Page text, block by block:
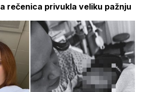
rečenica privukla veliku pažnju